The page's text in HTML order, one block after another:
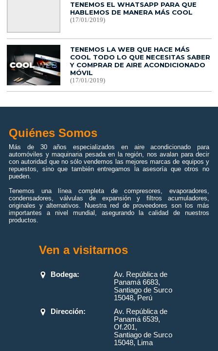
TENEMOS EL WHATSAPP PARA QUE
HABLEMOS DE MANERA MÁS COOL
(17/01/2019)
TENEMOS LA WEB QUE HACE MÁS
COOL TODO LO QUE NECESITAS SABER
Y COMPRAR DE AIRE ACONDICIONADO
MÓVIL
(17/01/2019)
Quiénes Somos
Más de 30 años especializados en aire acondicionado para
automóviles y maquinaria pesada en la región, nos avalan para decir
con autoridad que no sólo vendemos las mejores marcas de equipos y
repuestos, sino que también entregamos la asesoría que otros no
pueden.
Tenemos una línea completa de compresores, evaporadores,
condensadores, válvulas de expansión y filtros acumuladores,
originales y alternativos. Nuestra red de proveedores son los más
importantes a nivel mundial, asegurando la calidad de nuestros
productos.
Ven a visitarnos
Bodega:
Av. República de
Panamá 6683,
Santiago de Surco
15048, Perú
Dirección:
Av. República de
Panamá 6539,
Of.201,
Santiago de Surco
15048, Lima